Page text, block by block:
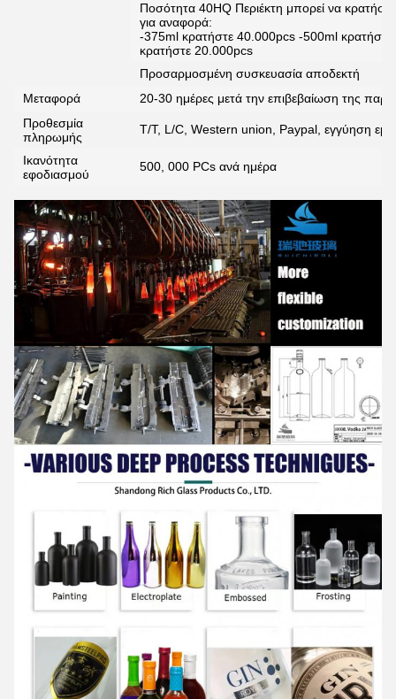
Ποσότητα 40HQ Περιέκτη μπορεί να
για αναφορά:
-375ml κρατήστε 40.000pcs -500ml
κρατήστε 20.000pcs
Προσαρμοσμένη συσκευασία αποδεκτή
Μεταφορά
20-30 ημέρες μετά την επιβεβαίωση της
Προθεσμία
πληρωμής
T/T, L/C, Western union, Paypal, εγγύηση
Ικανότητα
εφοδιασμού
500, 000 PCs ανά ημέρα